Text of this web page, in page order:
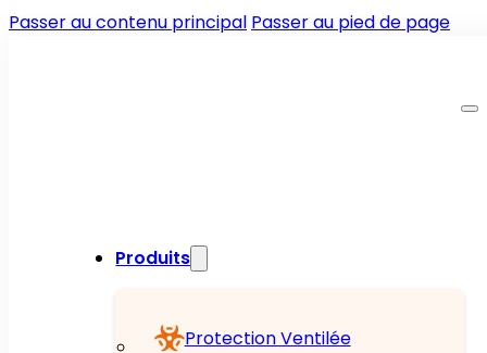
Passer au contenu principal Passer au pied de page
Produits
Protection Ventilée